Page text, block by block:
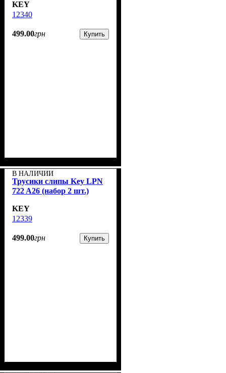
KEY
12340
499.00грн Купить
В НАЛИЧИИ
Трусики слипы Key LPN
722 A26 (набор 2 шт.)
KEY
12339
499.00грн Купить